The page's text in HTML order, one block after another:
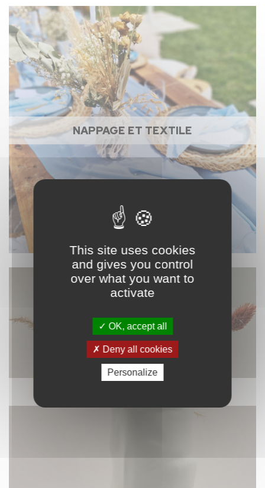
NAPPAGE ET TEXTILE
This site uses cookies
and gives you control
over what you want to
activate
OK, accept all
Deny all cookies
Personalize